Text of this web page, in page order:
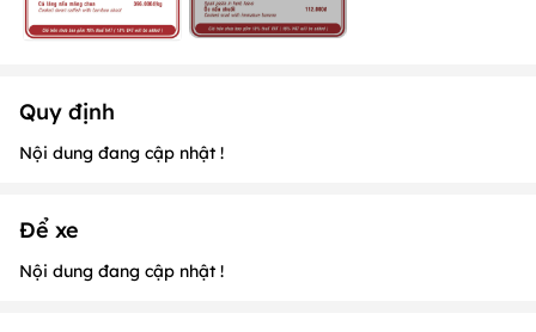
Quy định
Nội dung đang cập nhật !
Để xe
Nội dung đang cập nhật !